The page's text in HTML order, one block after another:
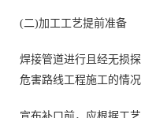
(二)加工工艺提前准备
焊接管道进行且经无损
危害路线工程施工的情